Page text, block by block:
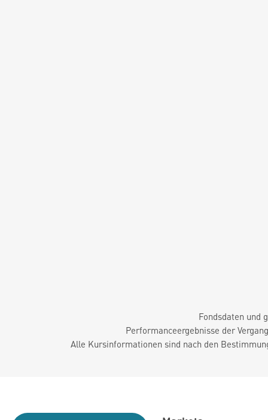
Fondsdaten und
Performanceergebnisse der
Alle Kursinformationen sind nach den